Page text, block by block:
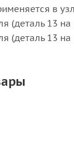
в
(деталь 13
(деталь 13